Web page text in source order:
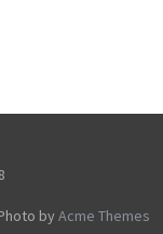
by Acme Themes